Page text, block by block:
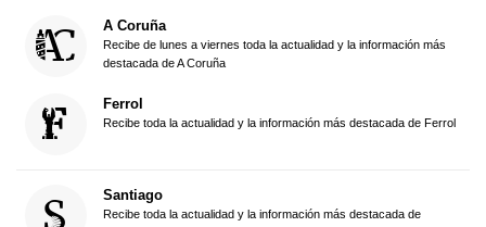
A Coruña
Recibe de lunes a viernes toda la actualidad y la información más
destacada de A Coruña
Ferrol
Recibe toda la actualidad y la información más destacada de Ferrol
Santiago
Recibe toda la actualidad y la información más destacada de